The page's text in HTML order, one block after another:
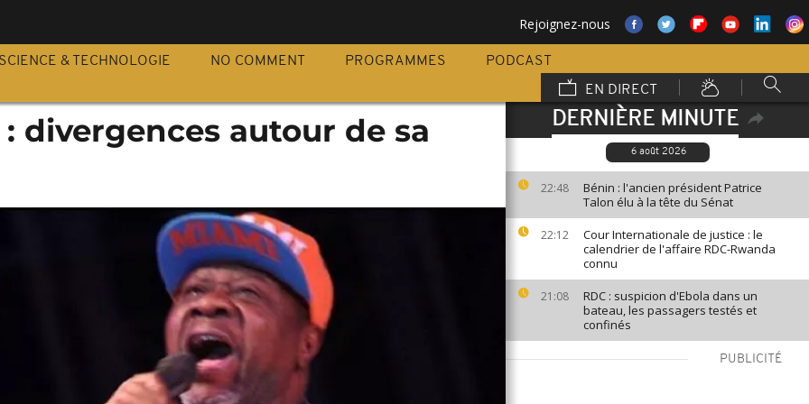
Rejoignez-nous
SCIENCE & TECHNOLOGIE NO COMMENT PROGRAMMES
PODCAST
EN DIRECT
DERNIÈRE MINUTE
6 août 2026
22:48
Bénin : l'ancien président Patrice
Talon élu à la tête du Sénat
22:12
Cour Internationale de justice : le
calendrier de l'affaire RDC-Rwanda
connu
21:08
RDC : suspicion d'Ebola dans un
bateau, les passagers testés et
confinés
PUBLICITÉ
divergences autour de sa